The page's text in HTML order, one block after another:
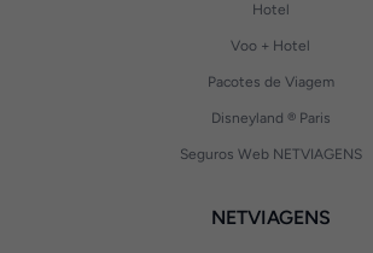
Hotel
Voo + Hotel
Pacotes de Viagem
Disneyland ® Paris
Seguros Web NETVIAGENS
NETVIAGENS